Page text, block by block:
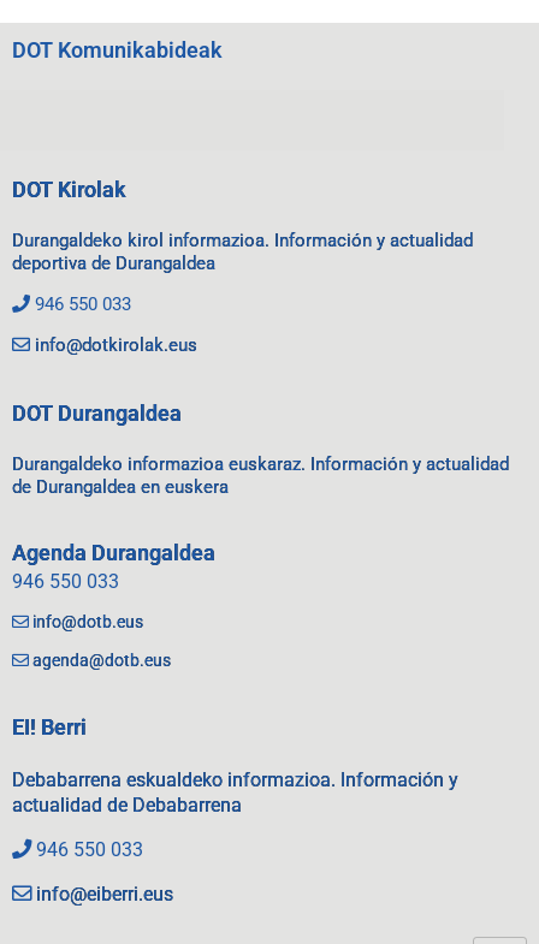
DOT Komunikabideak
DOT Kirolak
Durangaldeko kirol informazioa. Información y actualidad
deportiva de Durangaldea
946 550 033
info@dotkirolak.eus
DOT Durangaldea
Durangaldeko informazioa euskaraz. Información y actualidad
de Durangaldea en euskera
Agenda Durangaldea
946 550 033
info@dotb.eus
agenda@dotb.eus
EI! Berri
Debabarrena eskualdeko informazioa. Información y
actualidad de Debabarrena
946 550 033
info@eiberri.eus